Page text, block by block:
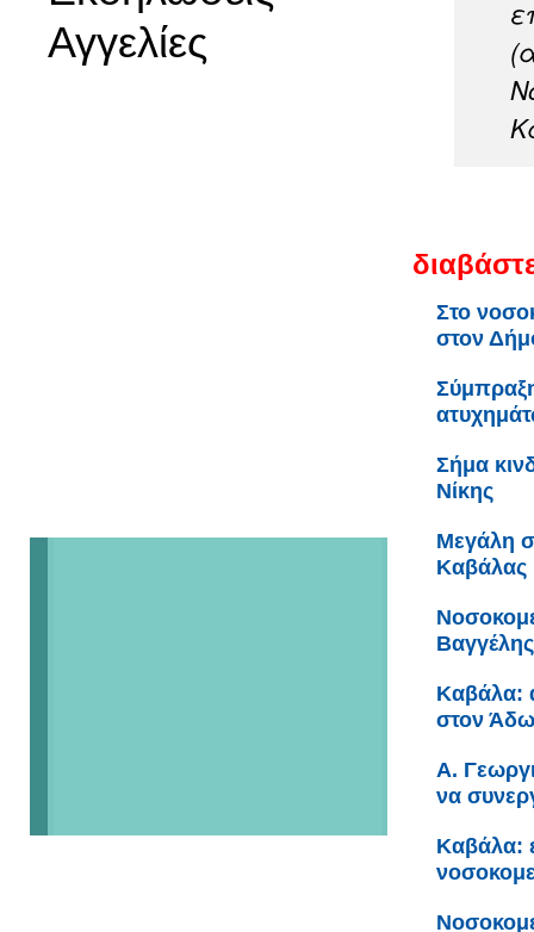
Αγγελίες
Στο
στον
Σήμα
Νίκης
Μεγάλη
Καβάλας
Καβάλα:
στον
Α.
να
Καβάλα: